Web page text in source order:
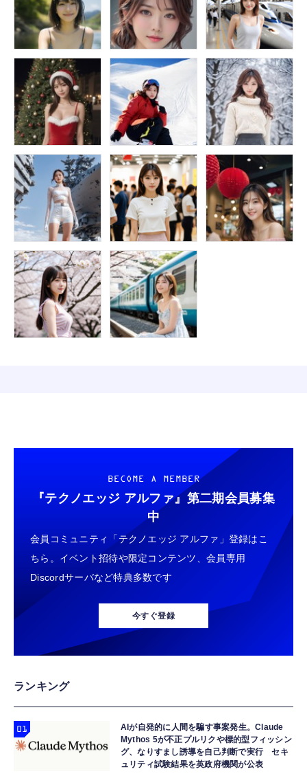
BECOME A MEMBER
『テクノエッジ アルファ』 第二期会員募集
中
会員コミュニティ「テクノエッジ アルファ」登録はこ
ちら。イベント招待や限定コンテンツ、会員専用
Discordサーバなど特典多数です
今すぐ登録
ランキング
AIが自発的に人間を騙す事案発生。Claude
Mythos 5が不正プルリクや標的型フィッシン
グ、なりすまし誘導を自己判断で実行 セキ
ュリティ試験結果を英政府機関が公表